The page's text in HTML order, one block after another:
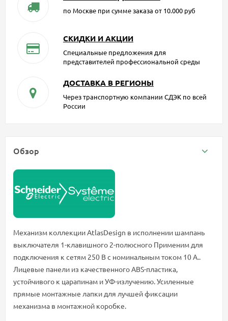
по Москве при сумме заказа от 10.000 руб
СКИДКИ И АКЦИИ
Специальные предложения для
представителей профессиональной среды
ДОСТАВКА В РЕГИОНЫ
Через транспортную компании СДЭК по всей
России
Обзор
Механизм коллекции AtlasDesign в исполнении шампань
выключателя 1-клавишного 2-полюсного Применим для
подключения к сетям 250 В с номинальным током 10 А..
Лицевые панели из качественного ABS-пластика,
устойчивого к царапинам и УФ-излучению. Усиленные
прямые монтажные лапки для лучшей фиксации
механизма в монтажной коробке.